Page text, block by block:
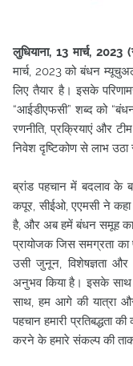
लुधियाना, 13 मार्च, 2023
मार्च, 2023 को बंधन
लिए तैयार है। इसके
“आईडीएफसी” शब्द को
रणनीति, प्रक्रियाएं और
निवेश दृष्टिकोण से लाभ
ब्रांड पहचान में बदलाव के
कपूर, सीईओ, एएमसी ने कहा
है, और अब हमें बंधन समूह का
प्रायोजक जिस समग्रता का
उसी जुनून, विशेषज्ञता और
अनुभव किया है। इसके साथ
साथ, हम आगे की यात्रा
पहचान हमारी प्रतिबद्धता
करने के हमारे संकल्प की